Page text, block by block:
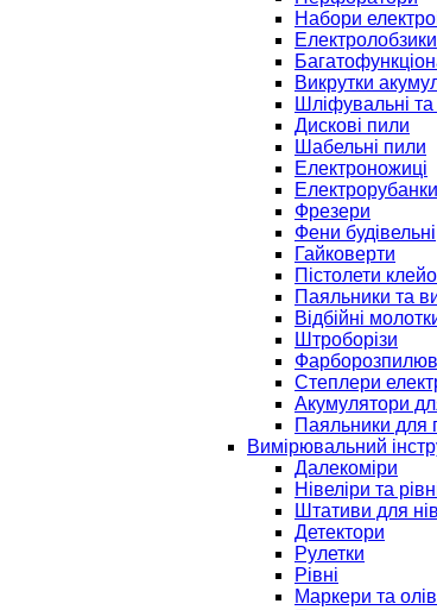
Набори
Електролобзики
Викрутки
Шліфувальні
Дискові пили
Шабельні пили
Електроножиці
Електрорубанки
Фрезери
Фени будівельні
Гайковерти
Пістолети
Паяльники та
Відбійні
Штроборізи
Степлери
Акумулятори
Паяльники для
Вимірювальний
Далекоміри
Нівеліри та
Штативи для
Детектори
Рулетки
Рівні
Маркери та